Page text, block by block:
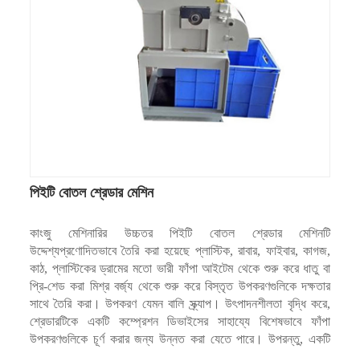
পিইটি বোতল শ্রেডার মেশিন
কাংজু মেশিনারির উচ্চতর পিইটি বোতল শ্রেডার মেশিনটি
উদ্দেশ্যপ্রণোদিতভাবে তৈরি করা হয়েছে প্লাস্টিক, রাবার, ফাইবার, কাগজ,
কাঠ, প্লাস্টিকের ড্রামের মতো ভারী ফাঁপা আইটেম থেকে শুরু করে ধাতু বা
প্রি-শেড করা মিশ্র বর্জ্য থেকে শুরু করে বিস্তৃত উপকরণগুলিকে দক্ষতার
সাথে তৈরি করা। উপকরণ যেমন বালি স্ক্র্যাপ। উৎপাদনশীলতা বৃদ্ধি করে,
শ্রেডারটিকে একটি কম্প্রেশন ডিভাইসের সাহায্যে বিশেষভাবে ফাঁপা
উপকরণগুলিকে চূর্ণ করার জন্য উন্নত করা যেতে পারে। উপরন্তু, একটি